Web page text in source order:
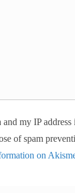
my IP address
of spam
on